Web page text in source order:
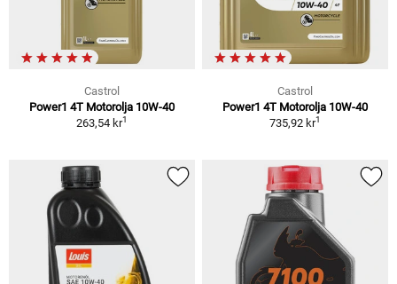
Castrol
Power1 4T Motorolja 10W-40
263,54 kr1
Castrol
Power1 4T Motorolja 10W-40
735,92 kr1